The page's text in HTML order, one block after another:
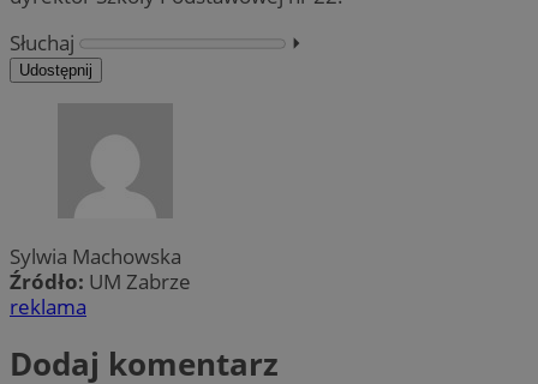
Słuchaj
⏵︎
Udostępnij
Sylwia Machowska
Źródło: UM Zabrze
reklama
Dodaj komentarz